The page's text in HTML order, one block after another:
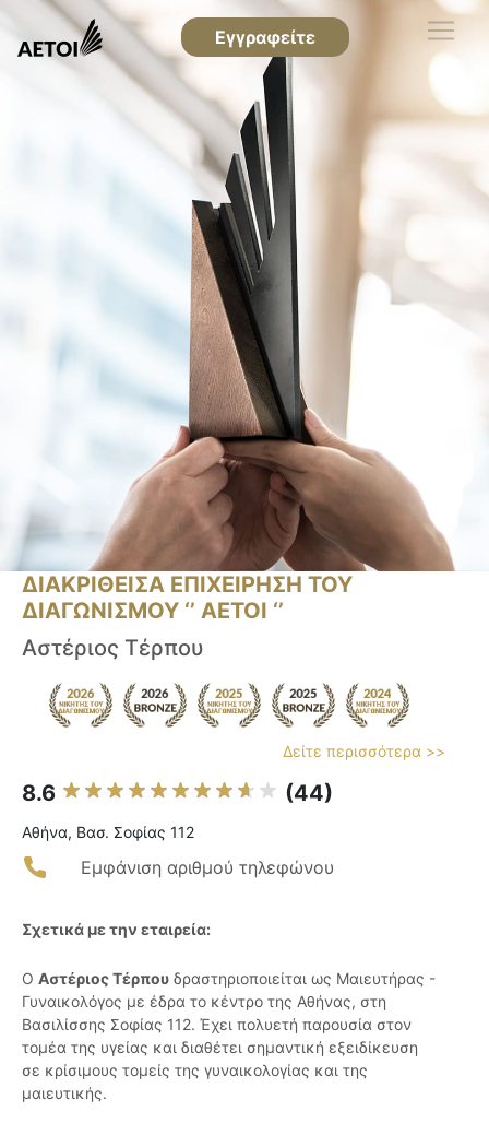
Εγγραφείτε
ΔΙΑΚΡΙΘΕΙΣΑ ΕΠΙΧΕΙΡΗΣΗ ΤΟΥ
ΔΙΑΓΩΝΙΣΜΟΥ ‘’ ΑΕΤΟΙ ‘’
Αστέριος Τέρπου
Δείτε περισσότερα >>
8.6 (44)
Αθήνα, Βασ. Σοφίας 112
Εμφάνιση αριθμού τηλεφώνου
Σχετικά με την εταιρεία:
Ο Αστέριος Τέρπου δραστηριοποιείται ως Μαιευτήρας -
Γυναικολόγος με έδρα το κέντρο της Αθήνας, στη
Βασιλίσσης Σοφίας 112. Έχει πολυετή παρουσία στον
τομέα της υγείας και διαθέτει σημαντική εξειδίκευση
σε κρίσιμους τομείς της γυναικολογίας και της
μαιευτικής.